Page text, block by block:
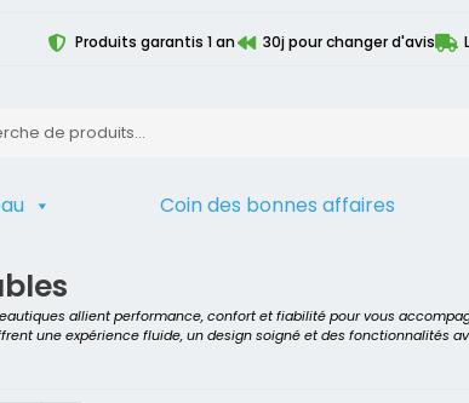
Produits garantis 1 an 30j pour changer d'avis
Coin des bonnes affaires
allient performance, confort et fiabilité pour vous
une expérience fluide, un design soigné et des fonctionnalités